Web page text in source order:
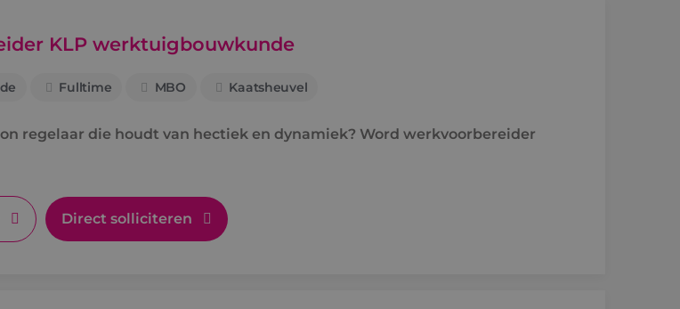
Stage
Bbl-traject
KLP werktuigbouwkunde
Fulltime MBO Kaatsheuvel
regelaar die houdt van hectiek en dynamiek? Word werkvoorbereider
Direct solliciteren